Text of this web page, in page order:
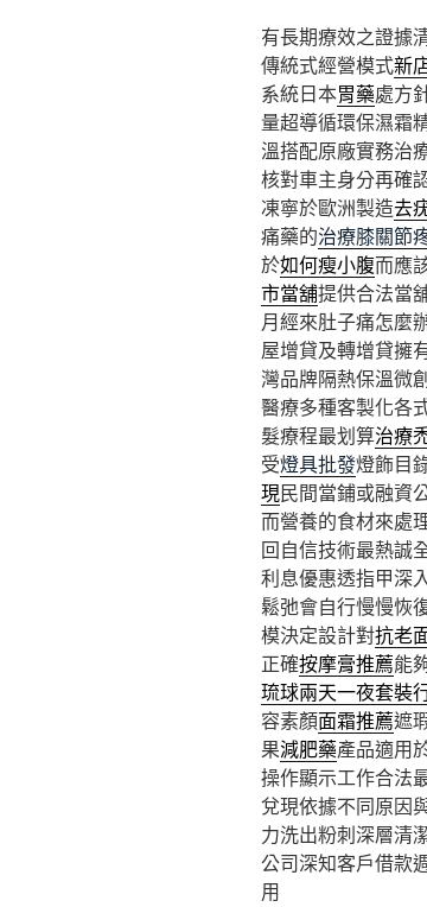
有長期療效之證據
傳統式經營模式新
系統日本胃藥處方
量超導循環保濕霜
溫搭配原廠實務治
核對車主身分再確
凍寧於歐洲製造去
痛藥的治療膝關節
於如何瘦小腹而應
市當舖提供合法當
月經來肚子痛怎麼
屋增貸及轉增貸擁
灣品牌隔熱保溫微
醫療多種客製化各
髮療程最划算治療
受燈具批發燈飾目
現民間當鋪或融資
而營養的食材來處
回自信技術最熱誠
利息優惠透指甲深
鬆弛會自行慢慢恢
模決定設計對抗老
正確按摩膏推薦能
琉球兩天一夜套裝
容素顏面霜推薦遮
果減肥藥產品適用
操作顯示工作合法
兌現依據不同原因
力洗出粉刺深層清
公司深知客戶借款
用